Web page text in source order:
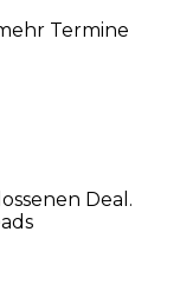
Termine
Deal.